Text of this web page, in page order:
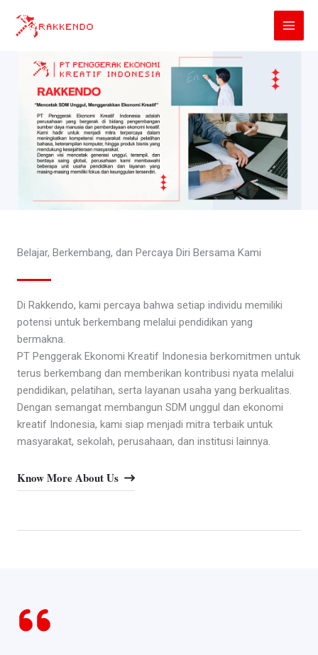
Belajar, Berkembang, dan Percaya Diri Bersama Kami
Di Rakkendo, kami percaya bahwa setiap individu memiliki
potensi untuk berkembang melalui pendidikan yang
bermakna.
PT Penggerak Ekonomi Kreatif Indonesia berkomitmen untuk
terus berkembang dan memberikan kontribusi nyata melalui
pendidikan, pelatihan, serta layanan usaha yang berkualitas.
Dengan semangat membangun SDM unggul dan ekonomi
kreatif Indonesia, kami siap menjadi mitra terbaik untuk
masyarakat, sekolah, perusahaan, dan institusi lainnya.
Know More About Us